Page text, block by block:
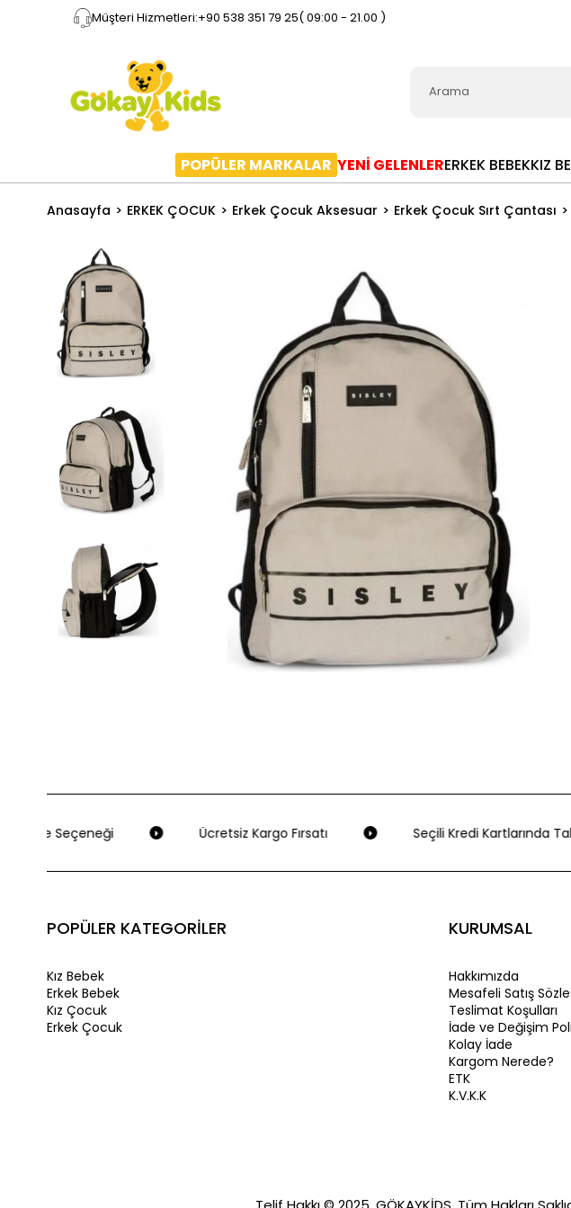
Müşteri Hizmetleri:+90 538 351 79 25( 09:00 - 21.00 )
POPÜLER MARKALAR YENİ GELENLERERKEK BEBEKKIZ
Anasayfa ERKEK ÇOCUK Erkek Çocuk Aksesuar Erkek Çocuk Sırt Çantası
Seçeneği Ücretsiz Kargo Fırsatı Seçili Kredi Kartlarında
POPÜLER KATEGORİLER
Kız Bebek
Erkek Bebek
Kız Çocuk
Erkek Çocuk
KURUMSAL
Hakkımızda
Mesafeli Satış
Teslimat Koşulları
İade ve Değişim
Kolay İade
Kargom Nerede?
ETK
K.V.K.K